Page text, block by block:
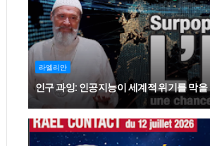
라엘리안
인구 과잉: 인공지능이 세계적 위기를 막